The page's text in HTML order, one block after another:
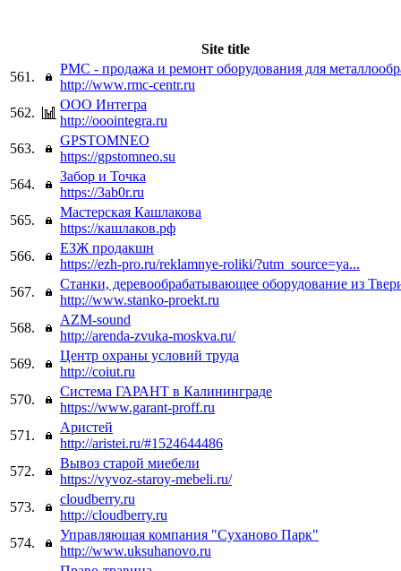
Site title
561.
РМС - продажа и ремонт оборудования для
http://www.rmc-centr.ru
562.
ООО Интегра
http://ooointegra.ru
563.
GPSTOMNEO
https://gpstomneo.su
564.
Забор и Точка
https://3ab0r.ru
565.
Мастерская Кашлакова
https://кашлаков.рф
566.
ЕЗЖ продакшн
https://ezh-pro.ru/reklamnye-roliki/?utm_source=ya...
567.
Станки, деревообрабатывающее оборудование из
http://www.stanko-proekt.ru
568.
AZM-sound
http://arenda-zvuka-moskva.ru/
569.
Центр охраны условий труда
http://coiut.ru
570.
Система ГАРАНТ в Калининграде
https://www.garant-proff.ru
571.
Аристей
http://aristei.ru/#1524644486
572.
Вывоз старой миебели
https://vyvoz-staroy-mebeli.ru/
573.
cloudberry.ru
http://cloudberry.ru
574.
Управляющая компания "Суханово Парк"
http://www.uksuhanovo.ru